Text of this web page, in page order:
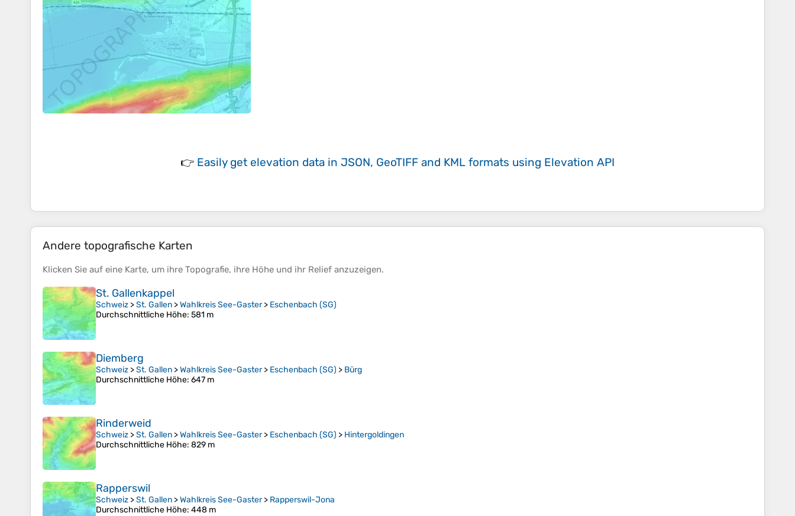
👉 Easily get elevation data in JSON, GeoTIFF and KML formats using Elevation API
Andere topografische Karten
Klicken Sie auf eine Karte, um ihre Topografie, ihre Höhe und ihr Relief anzuzeigen.
St. Gallenkappel
Schweiz >St. Gallen >Wahlkreis See-Gaster> Eschenbach (SG)
Durchschnittliche Höhe: 581 m
Diemberg
Schweiz >St. Gallen >Wahlkreis See-Gaster> Eschenbach (SG) > Bürg
Durchschnittliche Höhe: 647 m
Rinderweid
Schweiz >St. Gallen >Wahlkreis See-Gaster> Eschenbach (SG) > Hintergoldingen
Durchschnittliche Höhe: 829 m
Rapperswil
Schweiz >St. Gallen >Wahlkreis See-Gaster> Rapperswil-Jona
Durchschnittliche Höhe: 448 m